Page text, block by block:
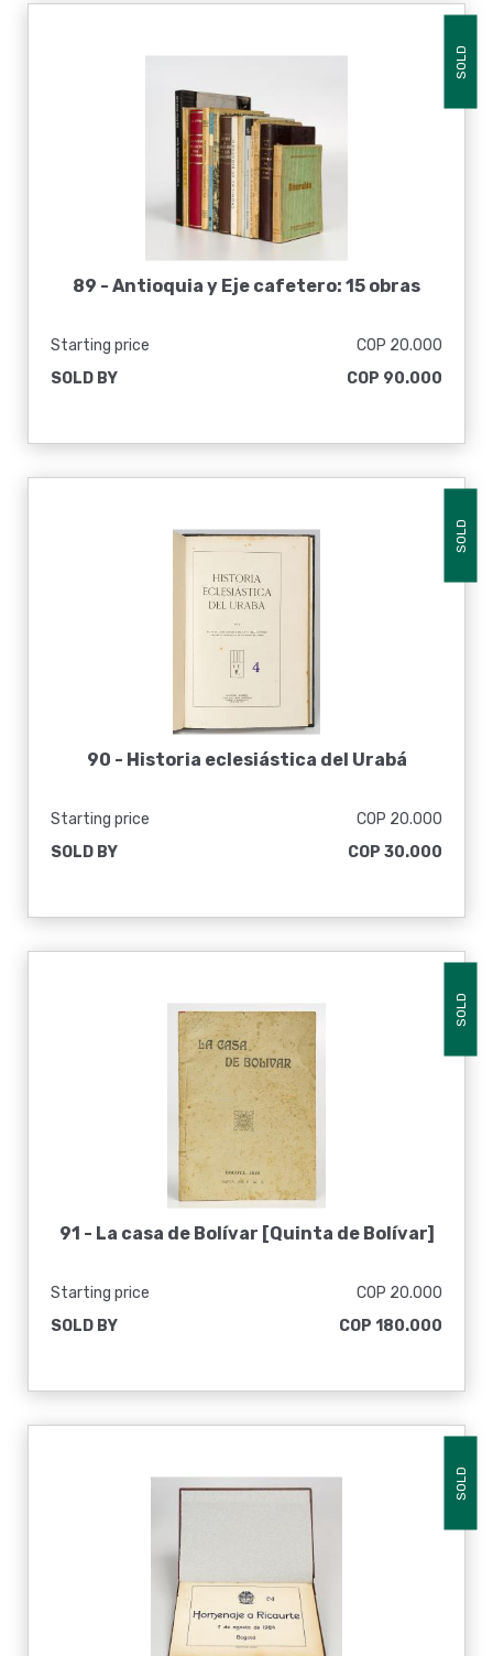
SOLD
89 - Antioquia y Eje cafetero: 15 obras
Starting price
COP 20.000
SOLD BY
COP 90.000
SOLD
90 - Historia eclesiástica del Urabá
Starting price
COP 20.000
SOLD BY
COP 30.000
SOLD
91 - La casa de Bolívar [Quinta de Bolívar]
Starting price
COP 20.000
SOLD BY
COP 180.000
SOLD